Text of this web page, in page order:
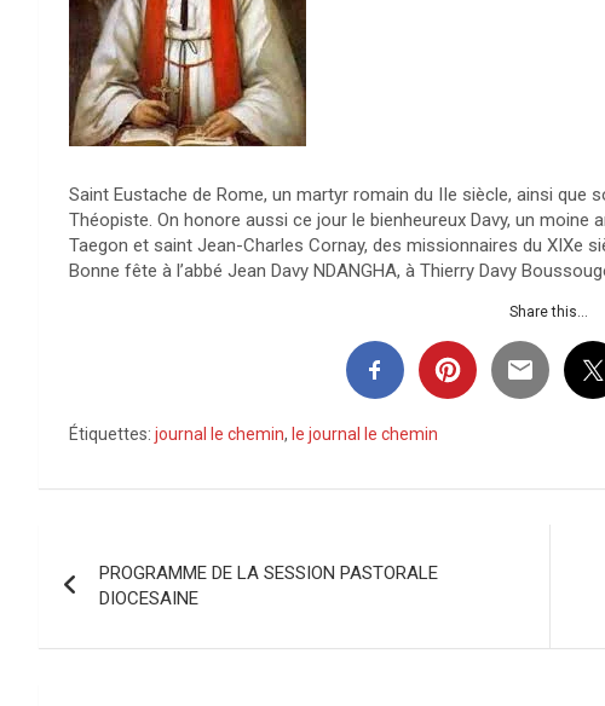
Saint Eustache de Rome, un martyr romain du IIe siècle, ainsi que
Théopiste. On honore aussi ce jour le bienheureux Davy, un moine
Taegon et saint Jean-Charles Cornay, des missionnaires du XIXe
Bonne fête à l’abbé Jean Davy NDANGHA, à Thierry Davy
Share this...
Étiquettes: journal le chemin, le journal le chemin
de
l’article
PROGRAMME DE LA SESSION PASTORALE
DIOCESAINE